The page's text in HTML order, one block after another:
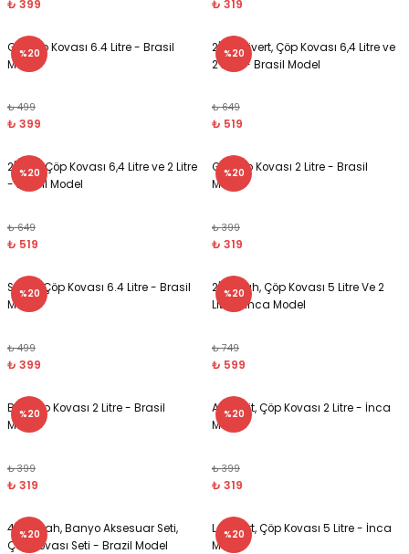
₺ 399 ₺ 319
%20
Gri, Çöp Kovası 6.4 Litre - Brasil
Model
₺ 499
₺ 399
%20
2'li Lacivert, Çöp Kovası 6,4 Litre ve
2 Litre - Brasil Model
₺ 649
₺ 519
%20
2'li Bej, Çöp Kovası 6,4 Litre ve 2 Litre
- Brasil Model
₺ 649
₺ 519
%20
Gri, Çöp Kovası 2 Litre - Brasil
Model
₺ 399
₺ 319
%20
Siyah, Çöp Kovası 6.4 Litre - Brasil
Model
₺ 499
₺ 399
%20
2'li Siyah, Çöp Kovası 5 Litre Ve 2
Litre - İnca Model
₺ 749
₺ 599
%20
Bej, Çöp Kovası 2 Litre - Brasil
Model
₺ 399
₺ 319
%20
Antrasit, Çöp Kovası 2 Litre - İnca
Model
₺ 399
₺ 319
%20
4'lü Siyah, Banyo Aksesuar Seti,
Çöp Kovası Seti - Brazil Model
%20
Lacivert, Çöp Kovası 5 Litre - İnca
Model